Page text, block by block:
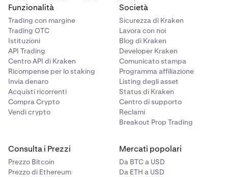
Funzionalità
Trading con margine
Trading OTC
Istituzioni
API Trading
Centro API di Kraken
Ricompense per lo staking
Invia denaro
Acquisti ricorrenti
Compra Crypto
Vendi crypto
Società
Sicurezza di Kraken
Lavora con noi
Blog di Kraken
Developer Kraken
Comunicato stampa
Programma affiliazione
Listing degli asset
Status di Kraken
Centro di supporto
Reclami
Breakout Prop Trading
Consulta i Prezzi
Prezzo Bitcoin
Prezzo di Ethereum
Mercati popolari
Da BTC a USD
Da ETH a USD